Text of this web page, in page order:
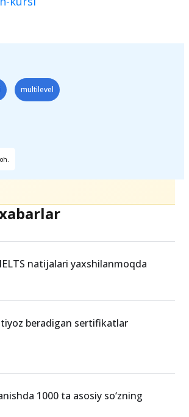
multilevel
natijalari yaxshilanmoqda
beradigan sertifikatlar
1000 ta asosiy so‘zning